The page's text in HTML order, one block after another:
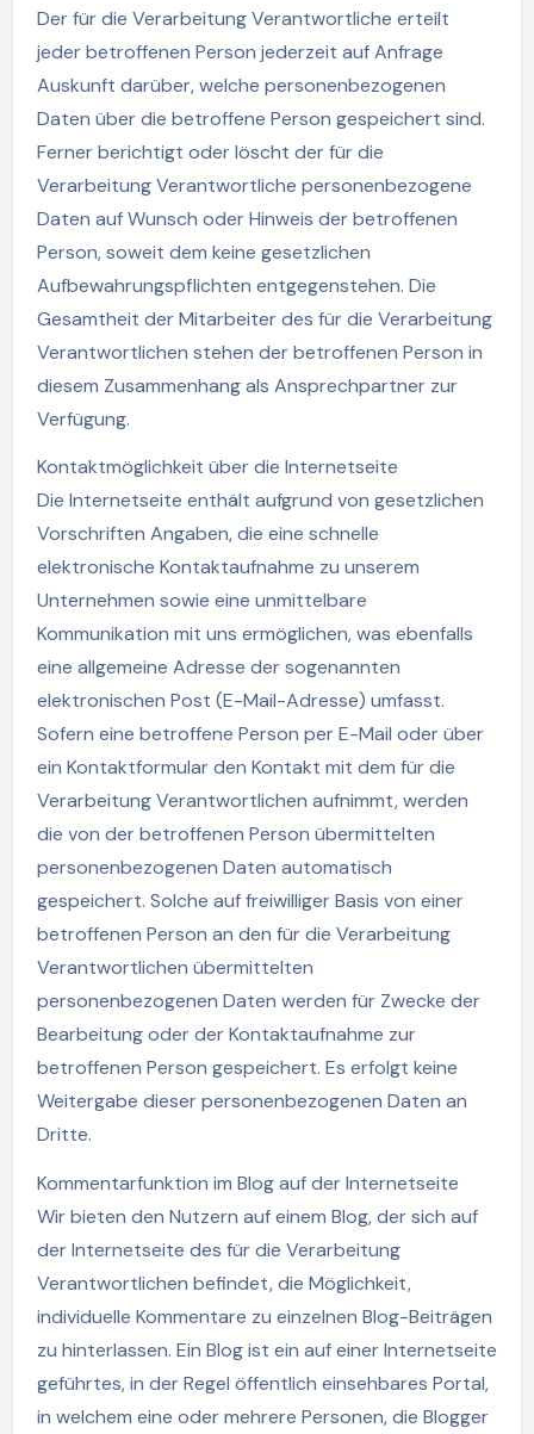
Der für die Verarbeitung Verantwortliche erteilt
jeder betroffenen Person jederzeit auf Anfrage
Auskunft darüber, welche personenbezogenen
Daten über die betroffene Person gespeichert sind.
Ferner berichtigt oder löscht der für die
Verarbeitung Verantwortliche personenbezogene
Daten auf Wunsch oder Hinweis der betroffenen
Person, soweit dem keine gesetzlichen
Aufbewahrungspflichten entgegenstehen. Die
Gesamtheit der Mitarbeiter des für die Verarbeitung
Verantwortlichen stehen der betroffenen Person in
diesem Zusammenhang als Ansprechpartner zur
Verfügung.
Kontaktmöglichkeit über die Internetseite
Die Internetseite enthält aufgrund von gesetzlichen
Vorschriften Angaben, die eine schnelle
elektronische Kontaktaufnahme zu unserem
Unternehmen sowie eine unmittelbare
Kommunikation mit uns ermöglichen, was ebenfalls
eine allgemeine Adresse der sogenannten
elektronischen Post (E-Mail-Adresse) umfasst.
Sofern eine betroffene Person per E-Mail oder über
ein Kontaktformular den Kontakt mit dem für die
Verarbeitung Verantwortlichen aufnimmt, werden
die von der betroffenen Person übermittelten
personenbezogenen Daten automatisch
gespeichert. Solche auf freiwilliger Basis von einer
betroffenen Person an den für die Verarbeitung
Verantwortlichen übermittelten
personenbezogenen Daten werden für Zwecke der
Bearbeitung oder der Kontaktaufnahme zur
betroffenen Person gespeichert. Es erfolgt keine
Weitergabe dieser personenbezogenen Daten an
Dritte.
Kommentarfunktion im Blog auf der Internetseite
Wir bieten den Nutzern auf einem Blog, der sich auf
der Internetseite des für die Verarbeitung
Verantwortlichen befindet, die Möglichkeit,
individuelle Kommentare zu einzelnen Blog-Beiträgen
zu hinterlassen. Ein Blog ist ein auf einer Internetseite
geführtes, in der Regel öffentlich einsehbares Portal,
in welchem eine oder mehrere Personen, die Blogger